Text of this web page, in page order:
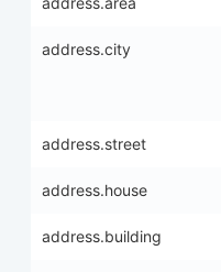
address.city
address.street
address.house
address.building